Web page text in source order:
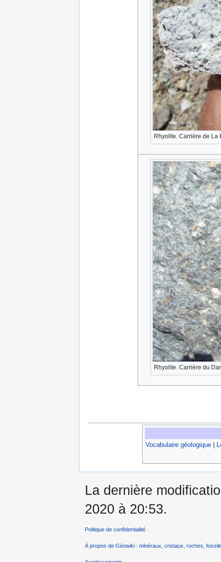
Rhyolite. Carrière de
Rhyolite. Carrière du
Vocabulaire géologique|
La dernière
2020 à 20:53.
Politique de confidentialité
À propos de Géowiki : minéraux, cristaux, roches,